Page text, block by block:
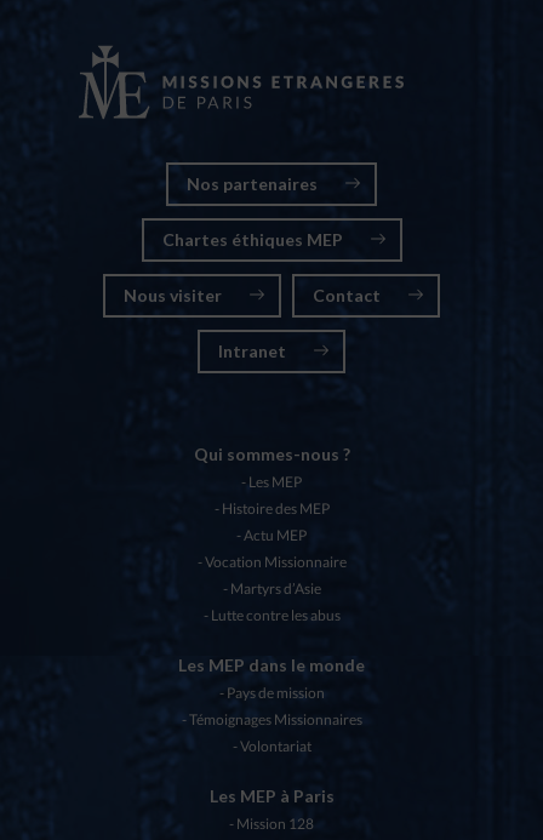
Nos partenaires
Chartes éthiques MEP
Nous visiter Contact
Intranet
Qui sommes-nous ?
Les MEP
Histoire des MEP
Actu MEP
Vocation Missionnaire
Martyrs d’Asie
Lutte contre les abus
Les MEP dans le monde
Pays de mission
Témoignages Missionnaires
Volontariat
Les MEP à Paris
Mission 128